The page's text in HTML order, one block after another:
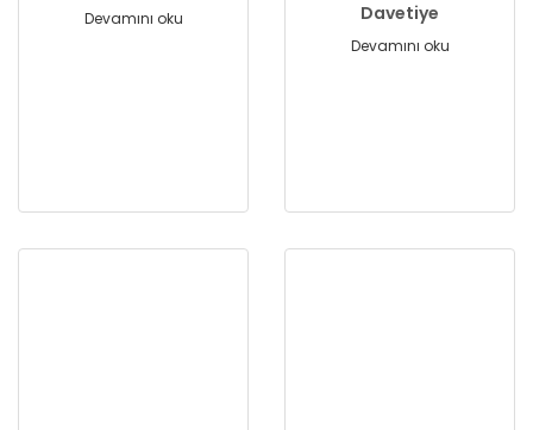
Devamını oku
Davetiye
Devamını oku